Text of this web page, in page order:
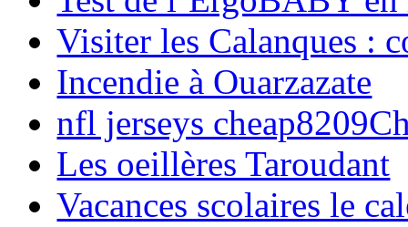
Visiter les Calanques :
Incendie à Ouarzazate
nfl jerseys
Les oeillères Taroudant
Vacances scolaires le